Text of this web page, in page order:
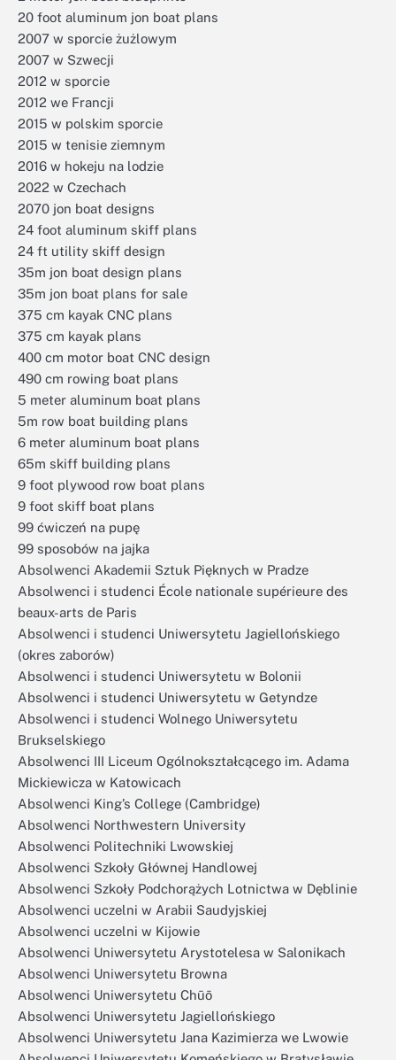
20 foot aluminum jon boat plans
2007 w sporcie żużlowym
2007 w Szwecji
2012 w sporcie
2012 we Francji
2015 w polskim sporcie
2015 w tenisie ziemnym
2016 w hokeju na lodzie
2022 w Czechach
2070 jon boat designs
24 foot aluminum skiff plans
24 ft utility skiff design
35m jon boat design plans
35m jon boat plans for sale
375 cm kayak CNC plans
375 cm kayak plans
400 cm motor boat CNC design
490 cm rowing boat plans
5 meter aluminum boat plans
5m row boat building plans
6 meter aluminum boat plans
65m skiff building plans
9 foot plywood row boat plans
9 foot skiff boat plans
99 ćwiczeń na pupę
99 sposobów na jajka
Absolwenci Akademii Sztuk Pięknych w Pradze
Absolwenci i studenci École nationale supérieure des
beaux-arts de Paris
Absolwenci i studenci Uniwersytetu Jagiellońskiego
(okres zaborów)
Absolwenci i studenci Uniwersytetu w Bolonii
Absolwenci i studenci Uniwersytetu w Getyndze
Absolwenci i studenci Wolnego Uniwersytetu
Brukselskiego
Absolwenci III Liceum Ogólnokształcącego im. Adama
Mickiewicza w Katowicach
Absolwenci King’s College (Cambridge)
Absolwenci Northwestern University
Absolwenci Politechniki Lwowskiej
Absolwenci Szkoły Głównej Handlowej
Absolwenci Szkoły Podchorążych Lotnictwa w Dęblinie
Absolwenci uczelni w Arabii Saudyjskiej
Absolwenci uczelni w Kijowie
Absolwenci Uniwersytetu Arystotelesa w Salonikach
Absolwenci Uniwersytetu Browna
Absolwenci Uniwersytetu Chūō
Absolwenci Uniwersytetu Jagiellońskiego
Absolwenci Uniwersytetu Jana Kazimierza we Lwowie